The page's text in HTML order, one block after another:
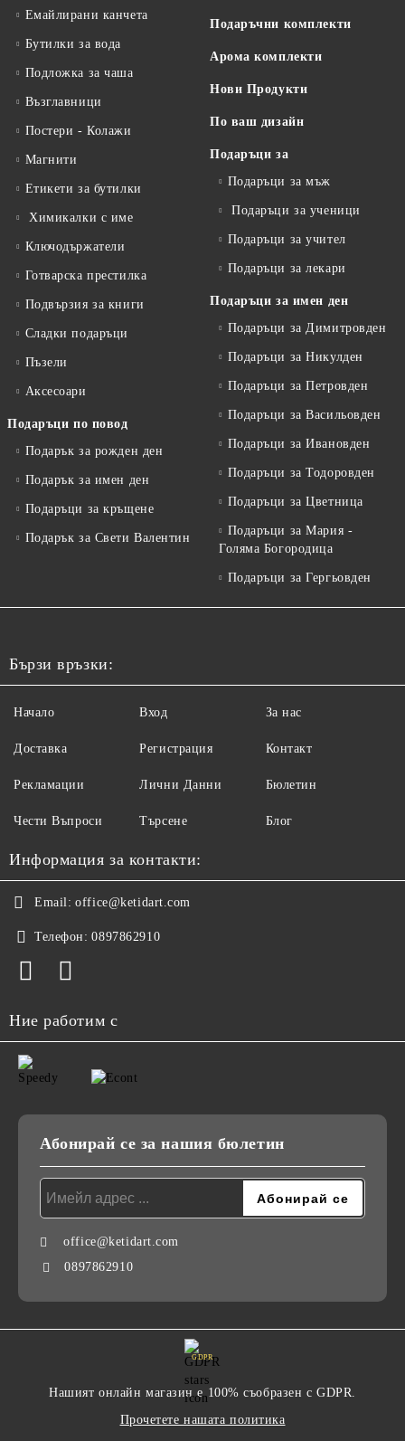
Емайлирани канчета
Бутилки за вода
Подложка за чаша
Възглавници
Постери - Колажи
Магнити
Етикети за бутилки
Химикалки с име
Ключодържатели
Готварска престилка
Подвързия за книги
Сладки подаръци
Пъзели
Аксесоари
Подаръци по повод
Подарък за рожден ден
Подарък за имен ден
Подаръци за кръщене
Подарък за Свети Валентин
Подаръчни комплекти
Арома комплекти
Нови Продукти
По ваш дизайн
Подаръци за
Подаръци за мъж
Подаръци за ученици
Подаръци за учител
Подаръци за лекари
Подаръци за имен ден
Подаръци за Димитровден
Подаръци за Никулден
Подаръци за Петровден
Подаръци за Васильовден
Подаръци за Ивановден
Подаръци за Тодоровден
Подаръци за Цветница
Подаръци за Мария -
Голяма Богородица
Подаръци за Гергьовден
Бързи връзки:
Начало
Доставка
Рекламации
Чести Въпроси
Вход
Регистрация
Лични Данни
Търсене
За нас
Контакт
Бюлетин
Блог
Информация за контакти:
Email: office@ketidart.com
Телефон: 0897862910
Ние работим с
Абонирай се за нашия бюлетин
office@ketidart.com
0897862910
GDPR
Нашият онлайн магазин е 100% съобразен с GDPR.
Прочетете нашата политика